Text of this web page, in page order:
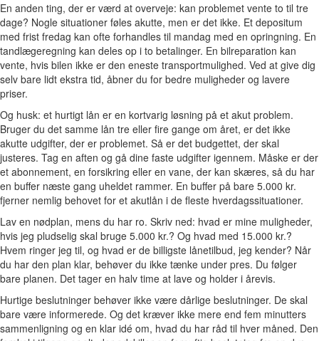
En anden ting, der er værd at overveje: kan problemet vente to til tre
dage? Nogle situationer føles akutte, men er det ikke. Et depositum
med frist fredag kan ofte forhandles til mandag med en opringning. En
tandlægeregning kan deles op i to betalinger. En bilreparation kan
vente, hvis bilen ikke er den eneste transportmulighed. Ved at give dig
selv bare lidt ekstra tid, åbner du for bedre muligheder og lavere
priser.
Og husk: et hurtigt lån er en kortvarig løsning på et akut problem.
Bruger du det samme lån tre eller fire gange om året, er det ikke
akutte udgifter, der er problemet. Så er det budgettet, der skal
justeres. Tag en aften og gå dine faste udgifter igennem. Måske er der
et abonnement, en forsikring eller en vane, der kan skæres, så du har
en buffer næste gang uheldet rammer. En buffer på bare 5.000 kr.
fjerner nemlig behovet for et akutlån i de fleste hverdagssituationer.
Lav en nødplan, mens du har ro. Skriv ned: hvad er mine muligheder,
hvis jeg pludselig skal bruge 5.000 kr.? Og hvad med 15.000 kr.?
Hvem ringer jeg til, og hvad er de billigste lånetilbud, jeg kender? Når
du har den plan klar, behøver du ikke tænke under pres. Du følger
bare planen. Det tager en halv time at lave og holder i årevis.
Hurtige beslutninger behøver ikke være dårlige beslutninger. De skal
bare være informerede. Og det kræver ikke mere end fem minutters
sammenligning og en klar idé om, hvad du har råd til hver måned. Den